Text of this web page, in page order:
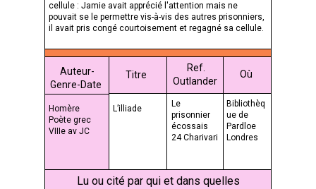
cellule : Jamie avait apprécié l'attention mais ne
pouvait se le permettre vis-à-vis des autres prisonniers,
il avait pris congé courtoisement et regagné sa cellule.
Lu ou cité par qui et dans quelles
Le
prisonnier
écossais
24 Charivari
Auteur-
Genre-Date
Où
Titre
L’illiade
Homère
Poète grec
VIIIe av JC
Ref.
Outlander
Bibliothèq
ue de
Pardloe
Londres